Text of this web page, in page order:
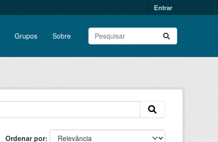
Entrar
Grupos Sobre
Ordenar por